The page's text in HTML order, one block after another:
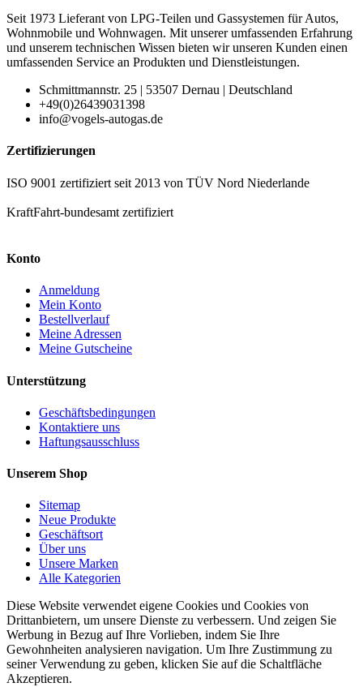
Seit 1973 Lieferant von LPG-Teilen und Gassystemen für Autos,
Wohnmobile und Wohnwagen. Mit unserer umfassenden Erfahrung
und unserem technischen Wissen bieten wir unseren Kunden einen
umfassenden Service an Produkten und Dienstleistungen.
Schmittmannstr. 25 | 53507 Dernau | Deutschland
+49(0)26439031398
info@vogels-autogas.de
Zertifizierungen
ISO 9001 zertifiziert seit 2013 von TÜV Nord Niederlande
KraftFahrt-bundesamt zertifiziert
Konto
Anmeldung
Mein Konto
Bestellverlauf
Meine Adressen
Meine Gutscheine
Unterstützung
Geschäftsbedingungen
Kontaktiere uns
Haftungsausschluss
Unserem Shop
Sitemap
Neue Produkte
Geschäftsort
Über uns
Unsere Marken
Alle Kategorien
Diese Website verwendet eigene Cookies und Cookies von
Drittanbietern, um unsere Dienste zu verbessern. Und zeigen Sie
Werbung in Bezug auf Ihre Vorlieben, indem Sie Ihre
Gewohnheiten analysieren navigation. Um Ihre Zustimmung zu
seiner Verwendung zu geben, klicken Sie auf die Schaltfläche
Akzeptieren.